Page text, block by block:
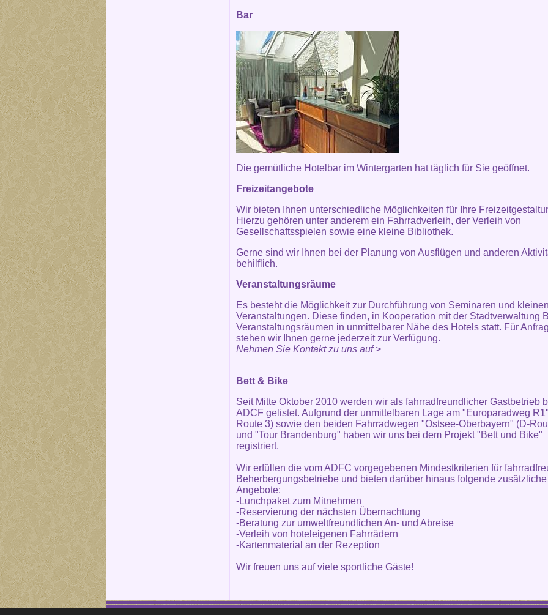
Bar
Die gemütliche Hotelbar im Wintergarten hat täglich für Sie geöffnet.
Freizeitangebote
Wir bieten Ihnen unterschiedliche Möglichkeiten für Ihre
Hierzu gehören unter anderem ein Fahrradverleih, der Verleih von
Gesellschaftsspielen sowie eine kleine Bibliothek.
Gerne sind wir Ihnen bei der Planung von Ausflügen und anderen
behilflich.
Veranstaltungsräume
Es besteht die Möglichkeit zur Durchführung von Seminaren und
Veranstaltungen. Diese finden, in Kooperation mit der Stadtverwaltung
Veranstaltungsräumen in unmittelbarer Nähe des Hotels statt. Für
stehen wir Ihnen gerne jederzeit zur Verfügung.
Nehmen Sie Kontakt zu uns auf >
Bett & Bike
Seit Mitte Oktober 2010 werden wir als fahrradfreundlicher Gastbetrieb
ADCF gelistet. Aufgrund der unmittelbaren Lage am "Europaradweg
Route 3) sowie den beiden Fahrradwegen "Ostsee-Oberbayern" (D-
und "Tour Brandenburg" haben wir uns bei dem Projekt "Bett und Bike"
registriert.
Wir erfüllen die vom ADFC vorgegebenen Mindestkriterien für
Beherbergungsbetriebe und bieten darüber hinaus folgende zusätzliche
Angebote:
-Lunchpaket zum Mitnehmen
-Reservierung der nächsten Übernachtung
-Beratung zur umweltfreundlichen An- und Abreise
-Verleih von hoteleigenen Fahrrädern
-Kartenmaterial an der Rezeption
Wir freuen uns auf viele sportliche Gäste!